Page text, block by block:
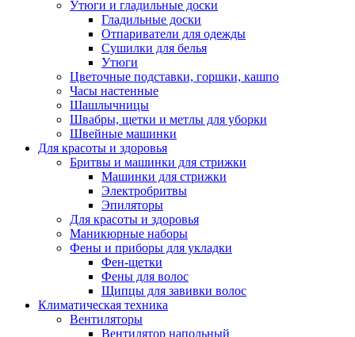
Утюги и гладильные доски
Гладильные доски
Отпариватели для одежды
Сушилки для белья
Утюги
Цветочные подставки, горшки, кашпо
Часы настенные
Шашлычницы
Швабры, щетки и метлы для уборки
Швейные машинки
Для красоты и здоровья
Бритвы и машинки для стрижки
Машинки для стрижки
Электробритвы
Эпиляторы
Для красоты и здоровья
Маникюрные наборы
Фены и приборы для укладки
Фен-щетки
Фены для волос
Щипцы для завивки волос
Климатическая техника
Вентиляторы
Вентилятор напольный